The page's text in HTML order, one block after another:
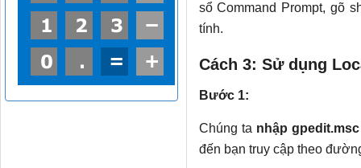
sổ Command Prompt, gõ
tính.
Cách 3: Sử dụng
Bước 1:
Chúng ta nhập
đến bạn truy cập theo